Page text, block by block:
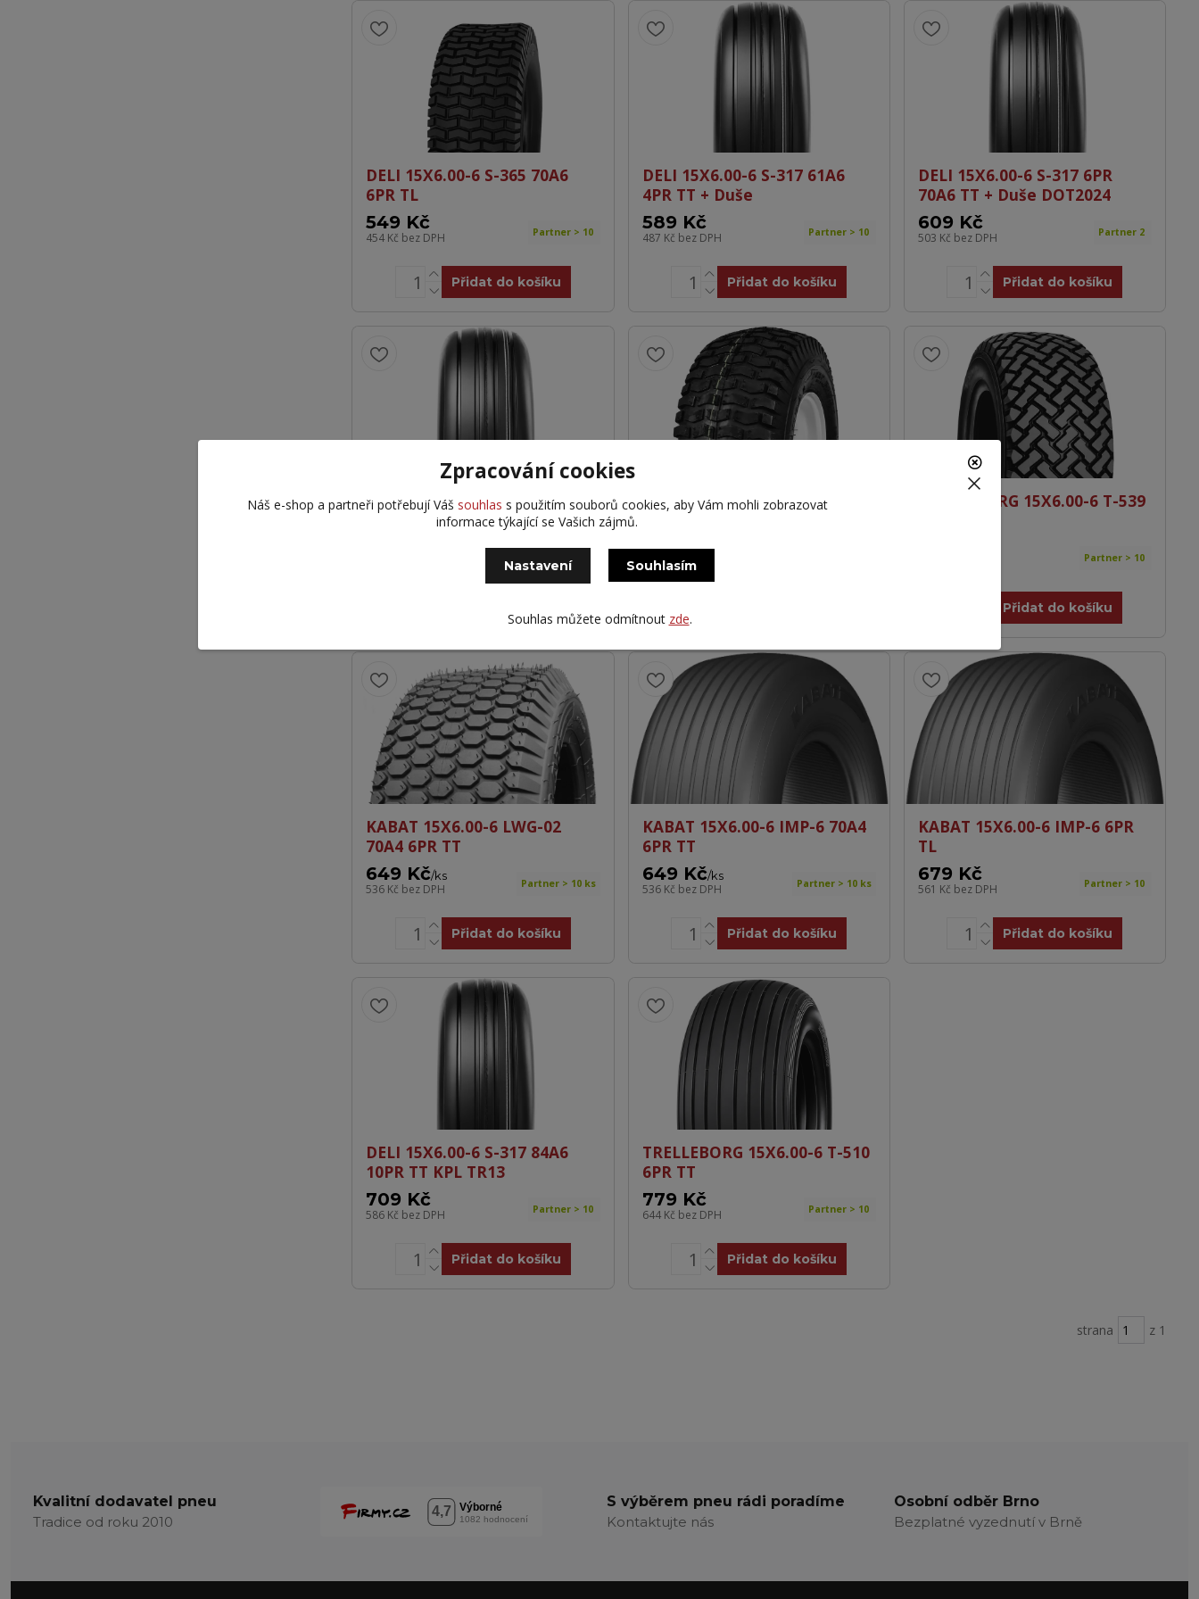
DELI 15X6.00-6 S-365 70A6
6PR TL
549 Kč
454 Kč bez DPH Partner > 10
Přidat do košíku
DELI 15X6.00-6 S-317 61A6
4PR TT + Duše
589 Kč
487 Kč bez DPH Partner > 10
Přidat do košíku
DELI 15X6.00-6 S-317 6PR
70A6 TT + Duše DOT2024
609 Kč
503 Kč bez DPH Partner 2
Přidat do košíku
DELI 15X6.00-6 S-317 70A6
6PR KPL TR13
Partner > 10
KENDA 15X6.00-6 K358 4PR TL
629 Kč/ks
520 Kčbez DPH
TRELLEBORG 15X6.00-6 T-539
Partner > 10
Přidat do košíku
KABAT 15X6.00-6 LWG-02
70A4 6PR TT
649 Kč/ks
536 Kč bez DPH Partner > 10 ks
Přidat do košíku
KABAT 15X6.00-6 IMP-6 70A4
6PR TT
649 Kč/ks
536 Kč bez DPH Partner > 10 ks
Přidat do košíku
KABAT 15X6.00-6 IMP-6 6PR
TL
679 Kč
561 Kč bez DPH Partner > 10
Přidat do košíku
DELI 15X6.00-6 S-317 84A6
10PR TT KPL TR13
709 Kč
586 Kč bez DPH Partner > 10
Přidat do košíku
TRELLEBORG 15X6.00-6 T-510
6PR TT
779 Kč
644 Kč bez DPH Partner > 10
Přidat do košíku
strana z 1
Kvalitní dodavatel pneu
Tradice od roku 2010
S výběrem pneu rádi poradíme
Kontaktujte nás
Osobní odběr Brno
Bezplatné vyzednutí v Brně
Zpracování cookies
Náš e-shop a partneři potřebují Váš souhlas s použitím souborů cookies, aby Vám mohli zobrazovat
informace týkající se Vašich zájmů.
Nastavení Souhlasím
Souhlas můžete odmítnout zde.